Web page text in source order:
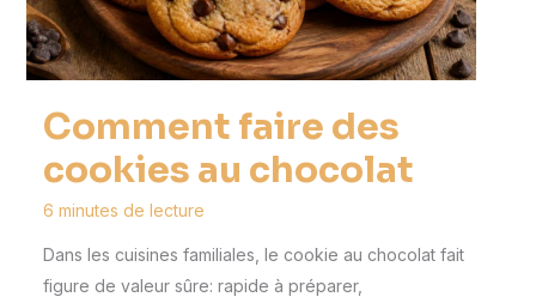
Comment faire des
cookies au chocolat
6 minutes de lecture
Dans les cuisines familiales, le cookie au chocolat fait
figure de valeur sûre: rapide à préparer,